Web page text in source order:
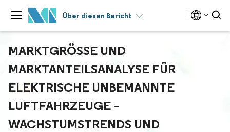
Über diesen Bericht
MARKTGRÖSSE UND M
ARKTANTEILSANALYSE FÜR E
LEKTRISCHE UNBEMANNTE L
UFTFAHRZEUGE – W
ACHSTUMSTRENDS UND P